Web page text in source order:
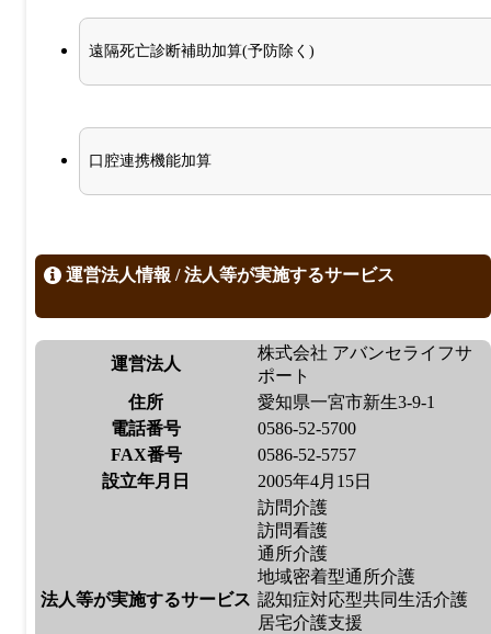
遠隔死亡診断補助加算(予防除く)
口腔連携機能加算
運営法人情報 / 法人等が実施するサービス
運営法人
株式会社 アバンセライフサ
ポート
住所
愛知県一宮市新生3-9-1
電話番号
0586-52-5700
FAX番号
0586-52-5757
設立年月日
2005年4月15日
法人等が実施するサービス
訪問介護
訪問看護
通所介護
地域密着型通所介護
認知症対応型共同生活介護
居宅介護支援